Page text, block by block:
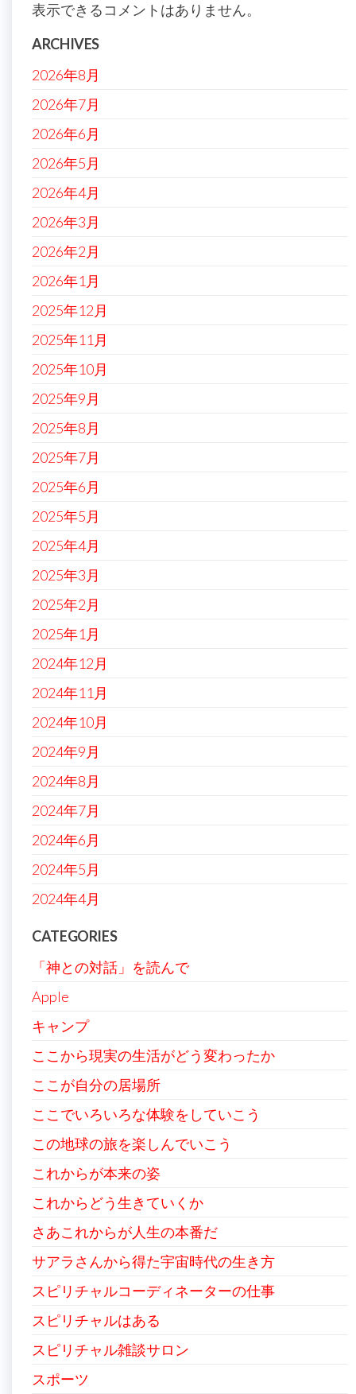
表示できるコメントはありません。
ARCHIVES
2026年8月
2026年7月
2026年6月
2026年5月
2026年4月
2026年3月
2026年2月
2026年1月
2025年12月
2025年11月
2025年10月
2025年9月
2025年8月
2025年7月
2025年6月
2025年5月
2025年4月
2025年3月
2025年2月
2025年1月
2024年12月
2024年11月
2024年10月
2024年9月
2024年8月
2024年7月
2024年6月
2024年5月
2024年4月
CATEGORIES
「神との対話」を読んで
Apple
キャンプ
ここから現実の生活がどう変わったか
ここが自分の居場所
ここでいろいろな体験をしていこう
この地球の旅を楽しんでいこう
これからが本来の姿
これからどう生きていくか
さあこれからが人生の本番だ
サアラさんから得た宇宙時代の生き方
スピリチャルコーディネーターの仕事
スピリチャルはある
スピリチャル雑談サロン
スポーツ